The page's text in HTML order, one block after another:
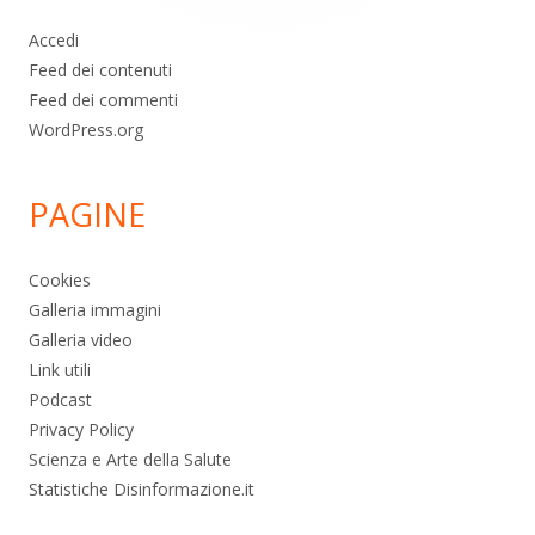
Accedi
Feed dei contenuti
Feed dei commenti
WordPress.org
PAGINE
Cookies
Galleria immagini
Galleria video
Link utili
Podcast
Privacy Policy
Scienza e Arte della Salute
Statistiche Disinformazione.it